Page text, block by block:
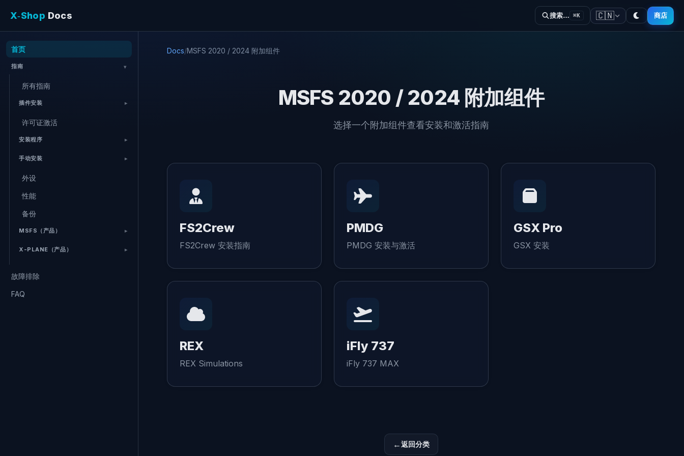
X‑Shop Docs 搜索… ⌘K 🇨🇳 商店
首页
指南
所有指南
插件安装
许可证激活
安装程序
手动安装
外设
性能
备份
MSFS（产品）
X-PLANE（产品）
故障排除
FAQ
Docs/MSFS 2020 / 2024 附加组件
MSFS 2020 / 2024 附加组件
选择一个附加组件查看安装和激活指南
FS2Crew
FS2Crew 安装指南
PMDG
PMDG 安装与激活
GSX Pro
GSX 安装
REX
REX Simulations
iFly 737
iFly 737 MAX
返回分类